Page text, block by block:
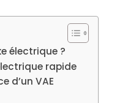
électrique ?
rapide
d’un VAE